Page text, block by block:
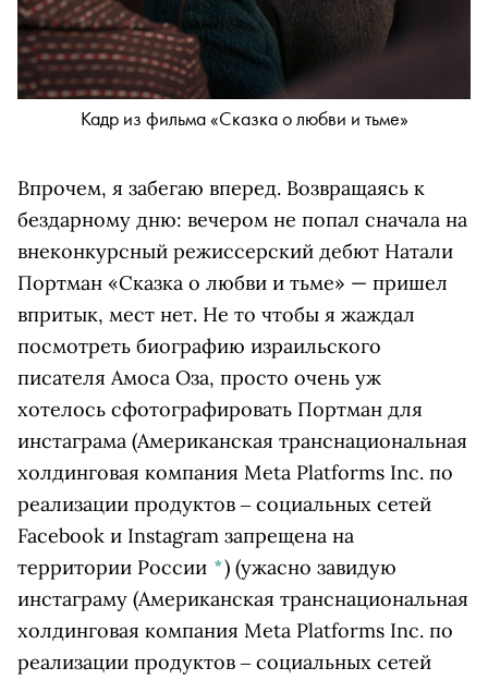
Кадр из фильма «Сказка о любви и тьме»
Впрочем, я забегаю вперед. Возвращаясь к
бездарному дню: вечером не попал сначала на
внеконкурсный режиссерский дебют Натали
Портман «Сказка о любви и тьме» — пришел
впритык, мест нет. Не то чтобы я жаждал
посмотреть биографию израильского
писателя Амоса Оза, просто очень уж
хотелось сфотографировать Портман для
инстаграма (Американская транснациональная
холдинговая компания Meta Platforms Inc. по
реализации продуктов ‒ социальных сетей
Facebook и Instagram запрещена на
территории России *) (ужасно завидую
инстаграму (Американская транснациональная
холдинговая компания Meta Platforms Inc. по
реализации продуктов ‒ социальных сетей